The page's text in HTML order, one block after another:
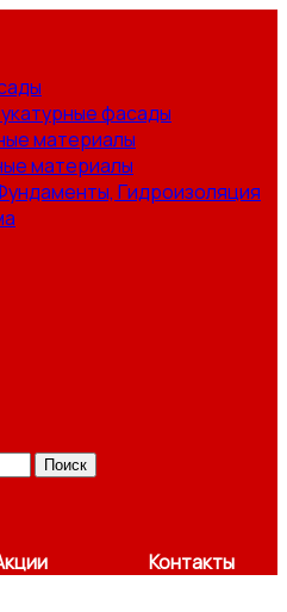
фасады
материалы
материалы
Гидроизоляция
Поиск
Контакты